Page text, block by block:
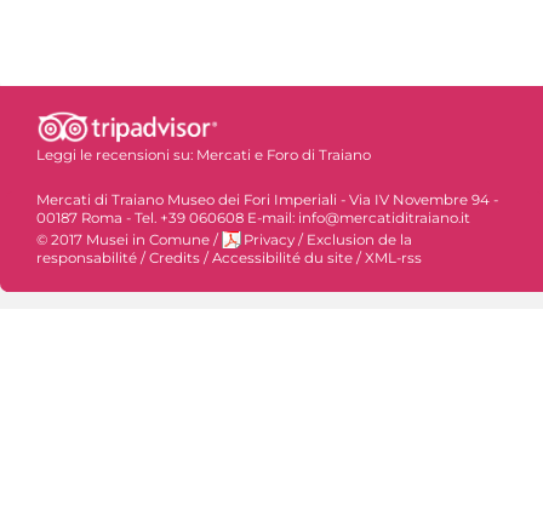
Leggi le recensioni su: Mercati e Foro di Traiano
Mercati di Traiano Museo dei Fori Imperiali - Via IV Novembre 94 -
00187 Roma - Tel. +39 060608 E-mail: info@mercatiditraiano.it
© 2017 Musei in Comune / Privacy / Exclusion de la
responsabilité / Credits / Accessibilité du site / XML-rss